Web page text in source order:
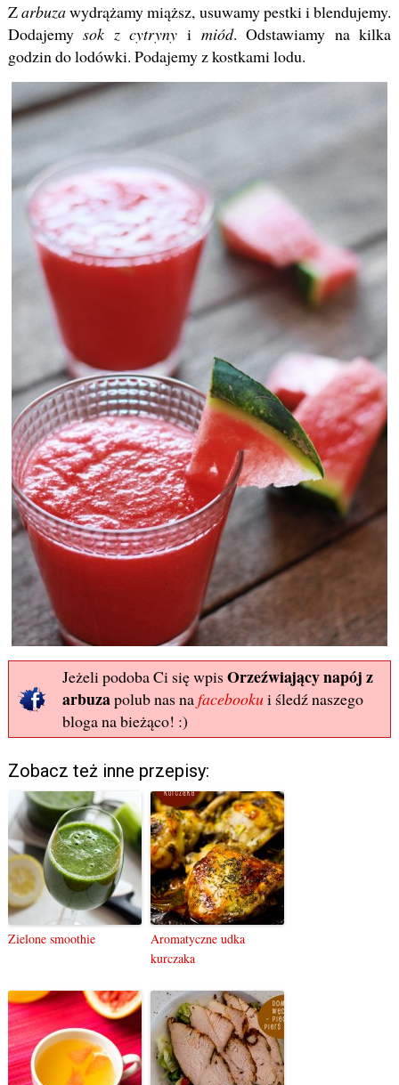
Zarbuzawydrążamy miąższ, usuwamy pestki i blendujemy.
Dodajemysok z cytryny i miód. Odstawiamy na kilka
godzin do lodówki. Podajemy z kostkami lodu.
Jeżeli podoba Ci się wpisOrzeźwiający napój z
arbuzapolub nas nafacebookui śledź naszego
bloga na bieżąco! :)
Zobacz też inne przepisy:
Zielone smoothie
Aromatyczne udka
kurczaka